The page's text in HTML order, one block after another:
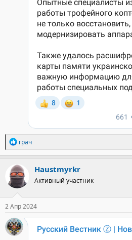
Р
е
а
к
ц
и
и
:
грач
Haustmyrkr
Активный участник
2 Апр 2024